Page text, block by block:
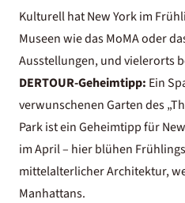
Kulturell hat New York im
Museen wie das MoMA oder
Ausstellungen, und vielerorts
DERTOUR-Geheimtipp: Ein
verwunschenen Garten des
Park ist einGeheimtipp für
im April – hier blühen
mittelalterlicher Architektur,
Manhattans.